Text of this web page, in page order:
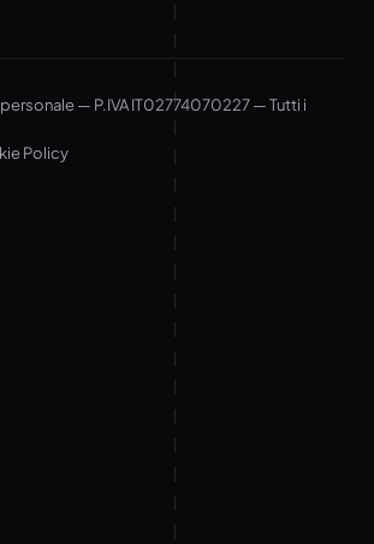
— P.IVA IT02774070227 — Tutti i
Policy